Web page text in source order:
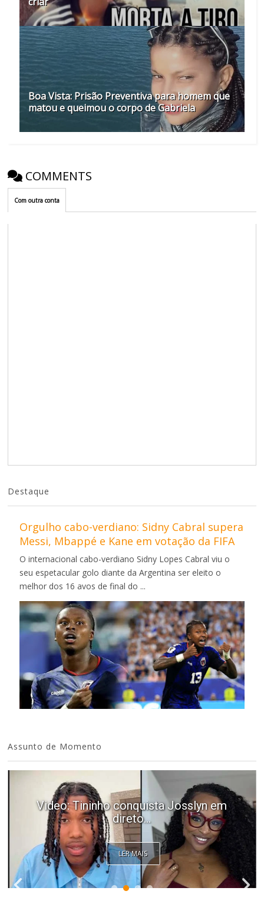
Boa Vista: Prisão Preventiva para homem que
matou e queimou o corpo de Gabriela
COMMENTS
Com outra conta
Destaque
Orgulho cabo-verdiano: Sidny Cabral supera
Messi, Mbappé e Kane em votação da FIFA
O internacional cabo-verdiano Sidny Lopes Cabral viu o
seu espetacular golo diante da Argentina ser eleito o
melhor dos 16 avos de final do ...
Assunto de Momento
Video: Tininho conquista Josslyn em
direto...
LER MAIS